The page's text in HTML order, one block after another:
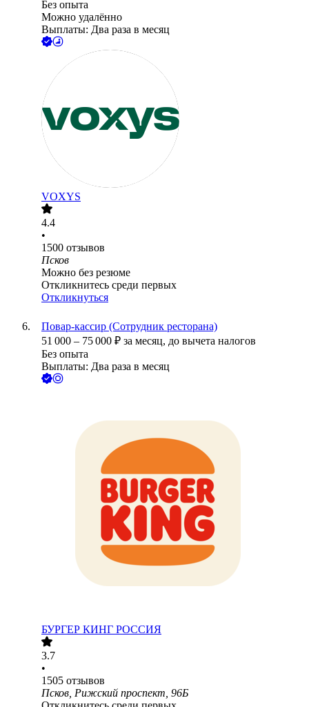
Без опыта
Можно удалённо
Выплаты: Два раза в месяц
VOXYS
4.4
•
1500 отзывов
Псков
Можно без резюме
Откликнитесь среди первых
Откликнуться
Повар-кассир (Сотрудник ресторана)
51 000 – 75 000 ₽ за месяц, до вычета налогов
Без опыта
Выплаты: Два раза в месяц
БУРГЕР КИНГ РОССИЯ
3.7
•
1505 отзывов
Псков, Рижский проспект, 96Б